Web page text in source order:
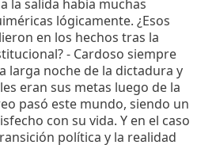
la salida había muchas
lógicamente. ¿Esos
en los hechos tras la
- Cardoso siempre
larga noche de la dictadura y
eran sus metas luego de la
pasó este mundo, siendo un
con su vida. Y en el caso
política y la realidad